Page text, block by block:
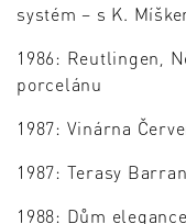
systém – s K.
1986: Reutlingen,
porcelánu
1987: Vinárna
1987: Terasy
1988: Dům